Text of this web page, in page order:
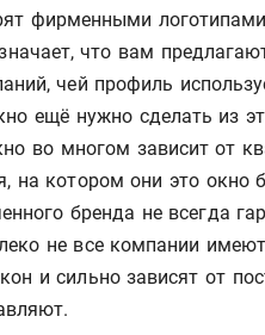
фирменными
что вам
чей профиль
ещё нужно сделать из
во многом зависит от
на котором они это окно
бренда не всегда
не все компании
и сильно зависят от